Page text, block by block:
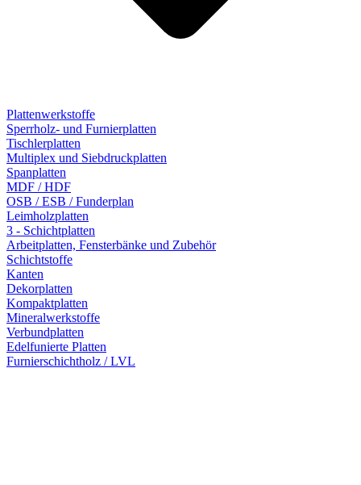
Plattenwerkstoffe
Sperrholz- und Furnierplatten
Tischlerplatten
Multiplex und Siebdruckplatten
Spanplatten
MDF / HDF
OSB / ESB / Funderplan
Leimholzplatten
3 - Schichtplatten
Arbeitplatten, Fensterbänke und Zubehör
Schichtstoffe
Kanten
Dekorplatten
Kompaktplatten
Mineralwerkstoffe
Verbundplatten
Edelfunierte Platten
Furnierschichtholz / LVL